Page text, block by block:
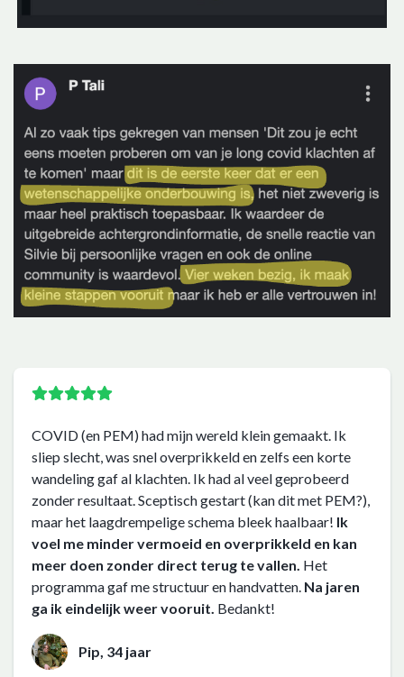
COVID (en PEM) had mijn wereld klein gemaakt. Ik
sliep slecht, was snel overprikkeld en zelfs een korte
wandeling gaf al klachten. Ik had al veel geprobeerd
zonder resultaat. Sceptisch gestart (kan dit met PEM?),
maar het laagdrempelige schema bleek haalbaar! Ik
voel me minder vermoeid en overprikkeld en kan
meer doen zonder direct terug te vallen. Het
programma gaf me structuur en handvatten. Na jaren
ga ik eindelijk weer vooruit. Bedankt!
Pip, 34 jaar